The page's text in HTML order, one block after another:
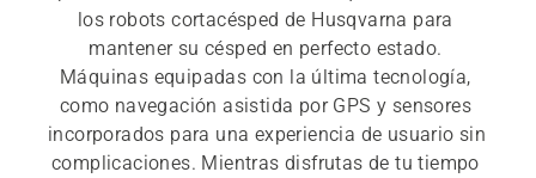
los robots cortacésped de Husqvarna para
mantener su césped en perfecto estado.
Máquinas equipadas con la última tecnología,
como navegación asistida por GPS y sensores
incorporados para una experiencia de usuario sin
complicaciones. Mientras disfrutas de tu tiempo